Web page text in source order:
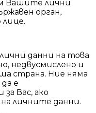
Вашите лични
орган,
данни на това
недвусмислено и
страна. Ние няма
е
Вас, ако
личните данни.